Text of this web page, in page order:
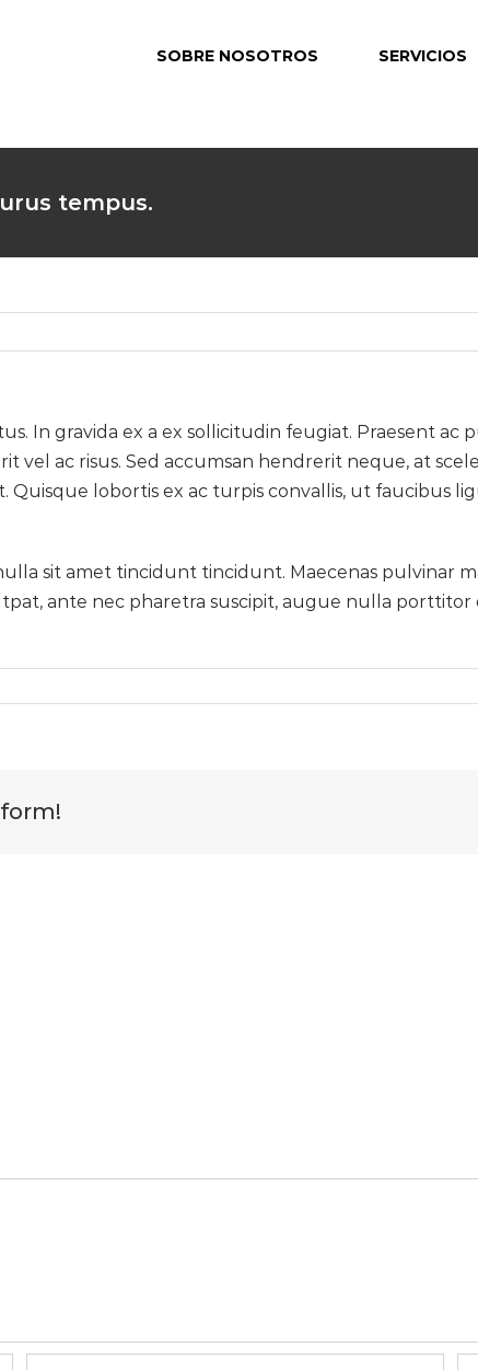
SOBRE NOSOTROS SERVICIOS
tempus.
In gravida ex a ex sollicitudin feugiat. Praesent ac
ac risus. Sed accumsan hendrerit neque, at
Quisque lobortis ex ac turpis convallis, ut faucibus
sit amet tincidunt tincidunt. Maecenas pulvinar
ante nec pharetra suscipit, augue nulla porttitor